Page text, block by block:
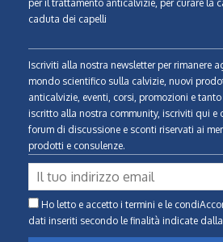
per il trattamento anticalvizie, per curare la
caduta dei capelli
Iscriviti alla nostra newsletter per rimanere
mondo scientifico sulla calvizie, nuovi
anticalvizie, eventi, corsi, promozioni e
iscritto alla nostra community, iscriviti qui e
forum di discussione e sconti riservati ai
prodotti e consulenze.
Ho letto e accetto i termini e le
dati inseriti secondo le finalità indicate